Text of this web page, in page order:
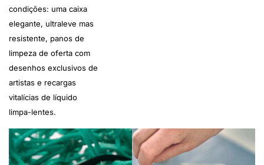
condições: uma caixa
elegante, ultraleve mas
resistente, panos de
limpeza de oferta com
desenhos exclusivos de
artistas e recargas
vitalícias de líquido
limpa-lentes.